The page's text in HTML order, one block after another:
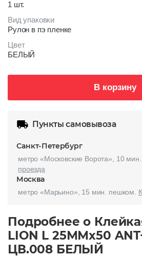
1 шт.
Вид упаковки
Рулон в пэ пленке
Цвет
БЕЛЫЙ
В корзину
Пункты самовывоза
Санкт-Петербург
метро «Московские Ворота», 10
проезда
Москва
метро «Марьино», 15 мин. пешком.
Подробнее о
LION L 25ММх50
ЦВ.008 БЕЛЫЙ